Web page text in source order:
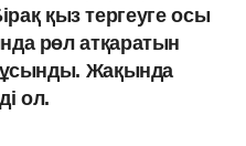
қыз тергеуге осы
рөл атқаратын
Жақында
ол.